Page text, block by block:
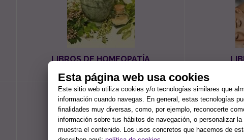
LIBROS DE HOMEOPATÍA
Esta página web usa cookies
Este sitio web utiliza cookies y/o tecnologías similares que
información cuando navegas. En general, estas tecnologías
finalidades muy diversas, como, por ejemplo, reconocerte
información sobre tus hábitos de navegación, o personalizar
muestra el contenido. Los usos concretos que hacemos de